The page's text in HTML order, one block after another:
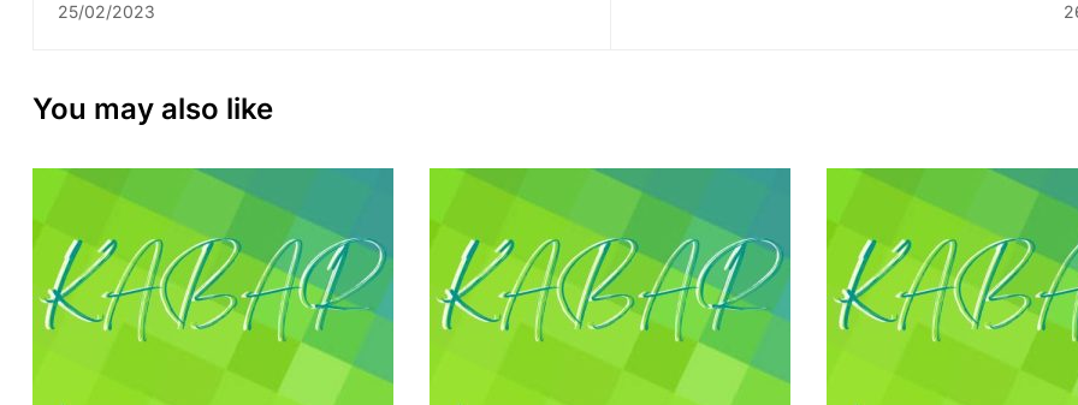
25/02/2023
You may also like